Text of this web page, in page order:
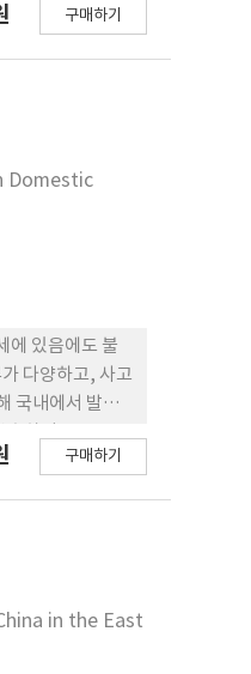
조건에서 선박
이 정도를 다
구매하기
Domestic
있음에도 불
다양하고, 사고
국내에서 발생
능한 현실적인
구매하기
in the East